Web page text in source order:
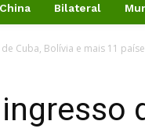
China Bilateral
Cuba, Bolívia e mais 11